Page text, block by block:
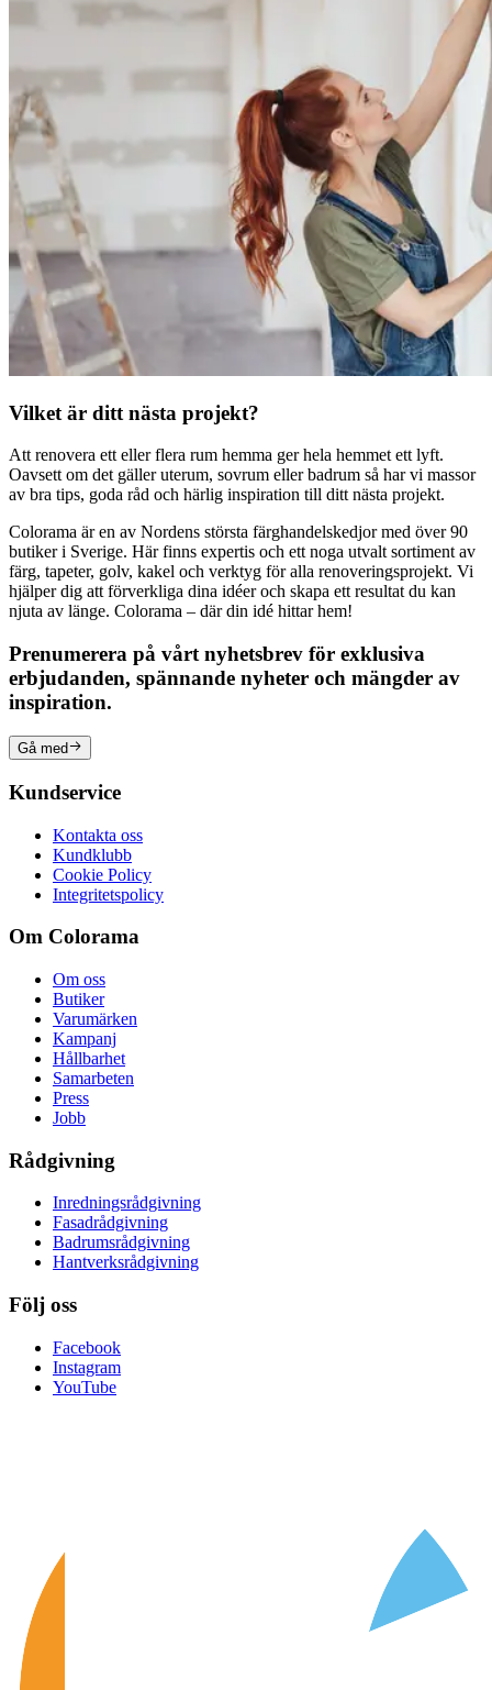
Vilket är ditt nästa projekt?
Att renovera ett eller flera rum hemma ger hela hemmet ett lyft.
Oavsett om det gäller uterum, sovrum eller badrum så har vi massor
av bra tips, goda råd och härlig inspiration till ditt nästa projekt.
Colorama är en av Nordens största färghandelskedjor med över 90
butiker i Sverige. Här finns expertis och ett noga utvalt sortiment av
färg, tapeter, golv, kakel och verktyg för alla renoveringsprojekt. Vi
hjälper dig att förverkliga dina idéer och skapa ett resultat du kan
njuta av länge. Colorama – där din idé hittar hem!
Prenumerera på vårt nyhetsbrev för exklusiva
erbjudanden, spännande nyheter och mängder av
inspiration.
Gå med
Kundservice
Kontakta oss
Kundklubb
Cookie Policy
Integritetspolicy
Om Colorama
Om oss
Butiker
Varumärken
Kampanj
Hållbarhet
Samarbeten
Press
Jobb
Rådgivning
Inredningsrådgivning
Fasadrådgivning
Badrumsrådgivning
Hantverksrådgivning
Följ oss
Facebook
Instagram
YouTube